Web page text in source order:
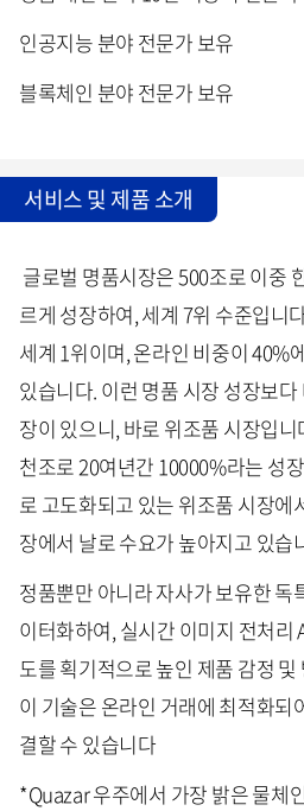
인공지능 분야 전문가 보유
블록체인 분야 전문가 보유
서비스 및 제품 소개
글로벌 명품시장은 500조로 이중
르게 성장하여, 세계 7위 수준입니
세계 1위이며, 온라인 비중이 40%
있습니다. 이런 명품 시장 성장보
장이 있으니, 바로 위조품 시장입
천조로 20여년간 10000%라는 성
로 고도화되고 있는 위조품 시장에
장에서 날로 수요가 높아지고 있습
정품뿐만 아니라 자사가 보유한 독
이터화하여, 실시간 이미지 전처리
도를 획기적으로 높인 제품 감정
이 기술은 온라인 거래에 최적화되
결할 수 있습니다
*Quazar 우주에서 가장 밝은 물체